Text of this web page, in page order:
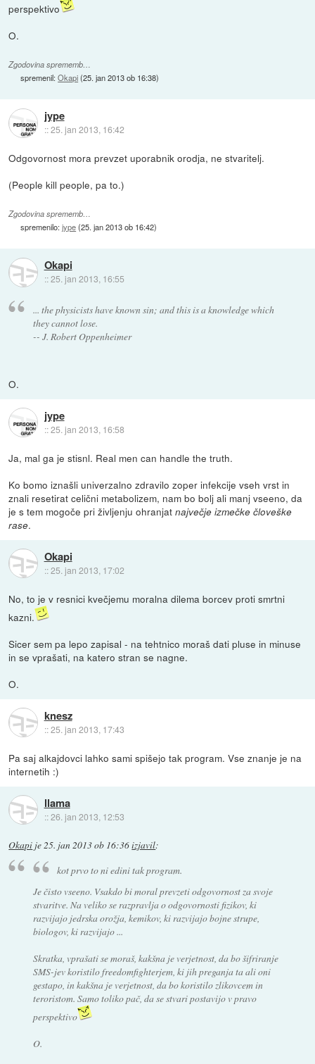
perspektivo
O.
Zgodovina sprememb…
spremenil:Okapi(25. jan 2013 ob 16:38)
jype
::25. jan 2013, 16:42
Odgovornost mora prevzet uporabnik orodja, ne stvaritelj.
(People kill people, pa to.)
Zgodovina sprememb…
spremenilo:jype(25. jan 2013 ob 16:42)
Okapi
::25. jan 2013, 16:55
... the physicists have known sin; and this is a knowledge which
they cannot lose.
-- J. Robert Oppenheimer
O.
jype
::25. jan 2013, 16:58
Ja, mal ga je stisnl. Real men can handle the truth.
Ko bomo iznašli univerzalno zdravilo zoper infekcije vseh vrst in
znali resetirat celični metabolizem, nam bo bolj ali manj vseeno, da
je s tem mogoče pri življenju ohranjatnajvečje izmečke človeške
rase.
Okapi
::25. jan 2013, 17:02
No, to je v resnici kvečjemu moralna dilema borcev proti smrtni
kazni.
Sicer sem pa lepo zapisal - na tehtnico moraš dati pluse in minuse
in se vprašati, na katero stran se nagne.
O.
knesz
::25. jan 2013, 17:43
Pa saj alkajdovci lahko sami spišejo tak program. Vse znanje je na
internetih :)
llama
::26. jan 2013, 12:53
Okapi je25. jan 2013 ob 16:36izjavil:
kot prvo to ni edini tak program.
Je čisto vseeno. Vsakdo bi moral prevzeti odgovornost za svoje
stvaritve. Na veliko se razpravlja o odgovornosti fizikov, ki
razvijajo jedrska orožja, kemikov, ki razvijajo bojne strupe,
biologov, ki razvijajo ...
Skratka, vprašati se moraš, kakšna je verjetnost, da bo šifriranje
SMS-jev koristilo freedomfighterjem, ki jih preganja ta ali oni
gestapo, in kakšna je verjetnost, da bo koristilo zlikovcem in
teroristom. Samo toliko pač, da se stvari postavijo v pravo
perspektivo
O.